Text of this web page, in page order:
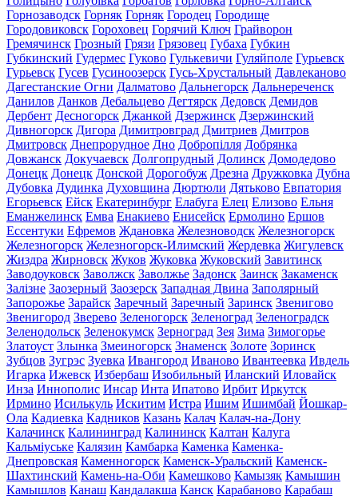
Горнозаводск Горняк Горняк Городец Городище
Городовиковск Гороховец Горячий Ключ Грайворон
Гремячинск Грозный Грязи Грязовец Губаха Губкин
Губкинский Гудермес Гуково Гулькевичи Гуляйполе Гурьевск
Гурьевск Гусев Гусиноозерск Гусь-Хрустальный Давлеканово
Дагестанские Огни Далматово Дальнегорск Дальнереченск
Данилов Данков Дебальцево Дегтярск Дедовск Демидов
Дербент Десногорск Джанкой Дзержинск Дзержинский
Дивногорск Дигора Димитровград Дмитриев Дмитров
Дмитровск Днепрорудное Дно Добропілля Добрянка
Довжанск Докучаевск Долгопрудный Долинск Домодедово
Донецк Донецк Донской Дорогобуж Дрезна Дружковка Дубна
Дубовка Дудинка Духовщина Дюртюли Дятьково Евпатория
Егорьевск Ейск Екатеринбург Елабуга Елец Елизово Ельня
Еманжелинск Емва Енакиево Енисейск Ермолино Ершов
Ессентуки Ефремов Ждановка Железноводск Железногорск
Железногорск Железногорск-Илимский Жердевка Жигулевск
Жиздра Жирновск Жуков Жуковка Жуковский Завитинск
Заводоуковск Заволжск Заволжье Задонск Заинск Закаменск
Залізне Заозерный Заозерск Западная Двина Заполярный
Запорожье Зарайск Заречный Заречный Заринск Звенигово
Звенигород Зверево Зеленогорск Зеленоград Зеленоградск
Зеленодольск Зеленокумск Зерноград Зея Зима Зимогорье
Златоуст Злынка Змеиногорск Знаменск Золоте Зоринск
Зубцов Зугрэс Зуевка Ивангород Иваново Ивантеевка Ивдель
Игарка Ижевск Избербаш Изобильный Иланский Иловайск
Инза Иннополис Инсар Инта Ипатово Ирбит Иркутск
Ирмино Исилькуль Искитим Истра Ишим Ишимбай Йошкар-
Ола Кадиевка Кадников Казань Калач Калач-на-Дону
Калачинск Калининград Калининск Калтан Калуга
Кальміуське Калязин Камбарка Каменка Каменка-
Днепровская Каменногорск Каменск-Уральский Каменск-
Шахтинский Камень-на-Оби Камешково Камызяк Камышин
Камышлов Канаш Кандалакша Канск Карабаново Карабаш